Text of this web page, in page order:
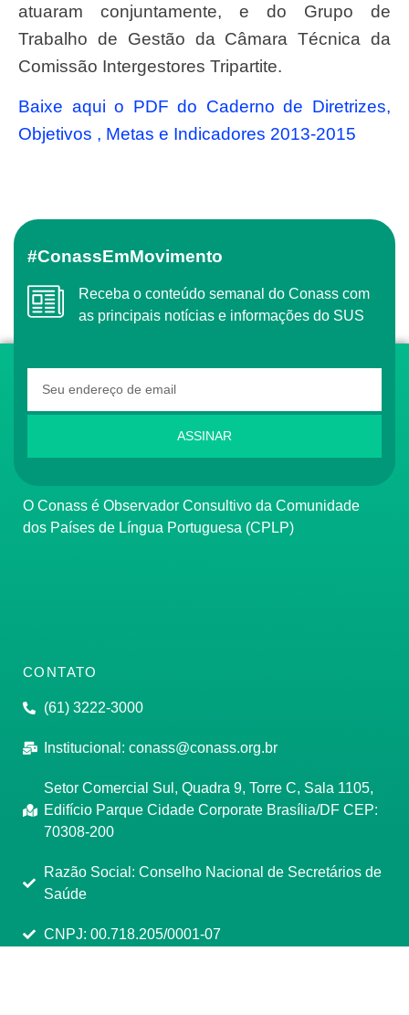
atuaram conjuntamente, e do Grupo de
Trabalho de Gestão da Câmara Técnica da
Comissão Intergestores Tripartite.
Baixe aqui o PDF do Caderno de Diretrizes,
Objetivos , Metas e Indicadores 2013-2015
#ConassEmMovimento
Receba o conteúdo semanal do Conass com
as principais notícias e informações do SUS
ASSINAR
O Conass é Observador Consultivo da Comunidade
dos Países de Língua Portuguesa (CPLP)
CONTATO
(61) 3222-3000
Institucional: conass@conass.org.br
Setor Comercial Sul, Quadra 9, Torre C, Sala 1105,
Edifício Parque Cidade Corporate Brasília/DF CEP:
70308-200
Razão Social: Conselho Nacional de Secretários de
Saúde
CNPJ: 00.718.205/0001-07